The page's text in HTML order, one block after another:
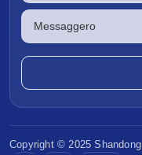
Copyright © 2025 Shandong